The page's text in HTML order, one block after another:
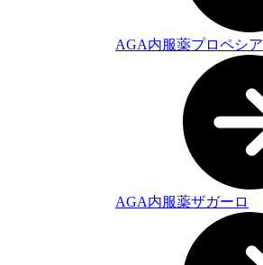
AGA内服薬プロペシア
AGA内服薬ザガーロ